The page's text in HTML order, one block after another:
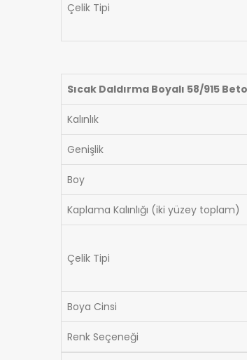
Çelik Tipi
Sıcak Daldırma Boyalı 58/915
Kalınlık
Genişlik
Boy
Kaplama Kalınlığı (iki yüzey toplam)
Çelik Tipi
Boya Cinsi
Renk Seçeneği